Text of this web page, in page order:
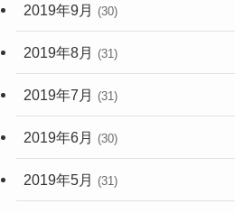
2019年9月 (30)
2019年8月 (31)
2019年7月 (31)
2019年6月 (30)
2019年5月 (31)